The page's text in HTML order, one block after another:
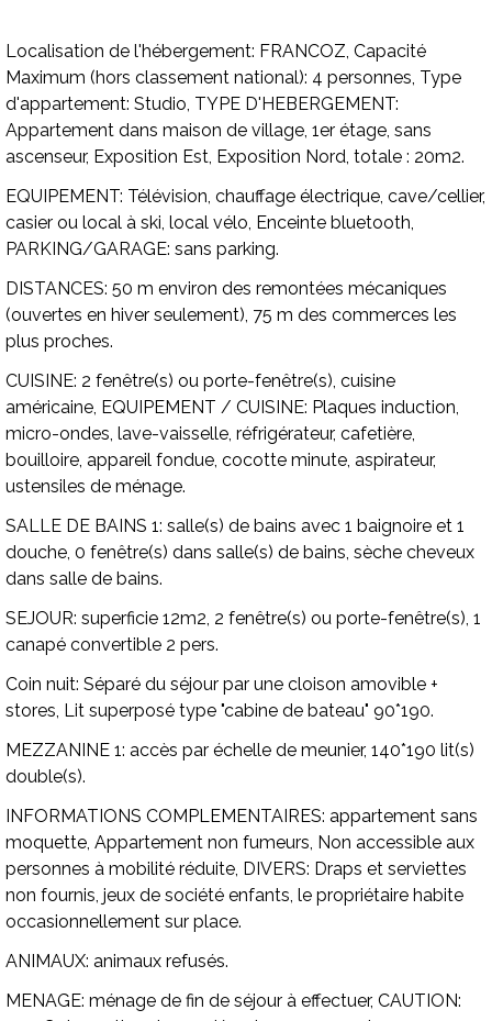
Localisation de l'hébergement: FRANCOZ, Capacité
Maximum (hors classement national): 4 personnes, Type
d'appartement: Studio, TYPE D'HEBERGEMENT:
Appartement dans maison de village, 1er étage, sans
ascenseur, Exposition Est, Exposition Nord, totale : 20m2.
EQUIPEMENT: Télévision, chauffage électrique, cave/cellier,
casier ou local à ski, local vélo, Enceinte bluetooth,
PARKING/GARAGE: sans parking.
DISTANCES: 50 m environ des remontées mécaniques
(ouvertes en hiver seulement), 75 m des commerces les
plus proches.
CUISINE: 2 fenêtre(s) ou porte-fenêtre(s), cuisine
américaine, EQUIPEMENT / CUISINE: Plaques induction,
micro-ondes, lave-vaisselle, réfrigérateur, cafetière,
bouilloire, appareil fondue, cocotte minute, aspirateur,
ustensiles de ménage.
SALLE DE BAINS 1: salle(s) de bains avec 1 baignoire et 1
douche, 0 fenêtre(s) dans salle(s) de bains, sèche cheveux
dans salle de bains.
SEJOUR: superficie 12m2, 2 fenêtre(s) ou porte-fenêtre(s), 1
canapé convertible 2 pers.
Coin nuit: Séparé du séjour par une cloison amovible +
stores, Lit superposé type "cabine de bateau" 90*190.
MEZZANINE 1: accès par échelle de meunier, 140*190 lit(s)
double(s).
INFORMATIONS COMPLEMENTAIRES: appartement sans
moquette, Appartement non fumeurs, Non accessible aux
personnes à mobilité réduite, DIVERS: Draps et serviettes
non fournis, jeux de société enfants, le propriétaire habite
occasionnellement sur place.
ANIMAUX: animaux refusés.
MENAGE: ménage de fin de séjour à effectuer, CAUTION: